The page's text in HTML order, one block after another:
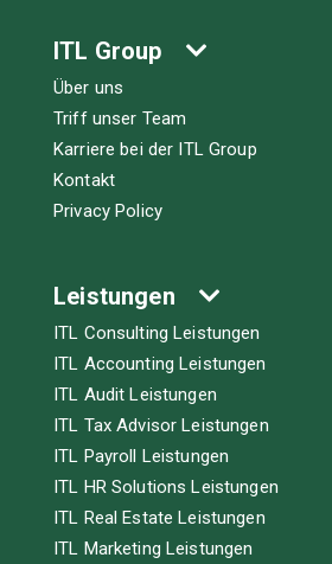
ITL Group
Über uns
Triff unser Team
Karriere bei der ITL Group
Kontakt
Privacy Policy
Leistungen
ITL Consulting Leistungen
ITL Accounting Leistungen
ITL Audit Leistungen
ITL Tax Advisor Leistungen
ITL Payroll Leistungen
ITL HR Solutions Leistungen
ITL Real Estate Leistungen
ITL Marketing Leistungen